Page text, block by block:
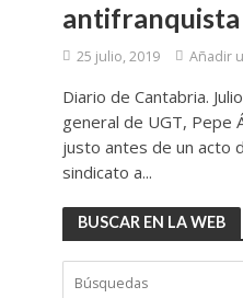
25 julio, 2019 Añadir
Diario de Cantabria.
general de UGT, Pepe
justo antes de un acto
sindicato a...
BUSCAR EN LA WEB